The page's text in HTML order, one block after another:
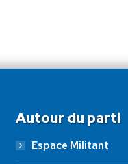
Autour du parti
Espace Militant